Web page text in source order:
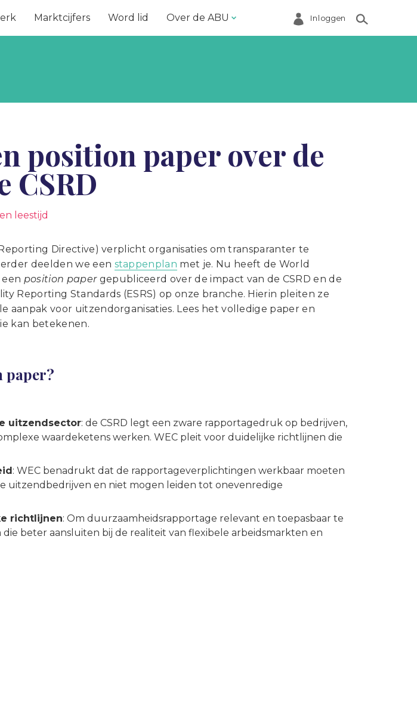
Marktcijfers Word lid Over de ABU
Helpdesk
Ledenservice
Over de ABU
Statuten en reglementen
Vacatures
Vestigingen ABU-leden
Inloggen
position paper over de
CSRD
leestijd
Directive) verplicht organisaties om transparanter te
deelden we een stappenplan met je. Nu heeft de World
een position papergepubliceerd over de impact van de CSRD en de
Reporting Standards (ESRS) op onze branche. Hierin pleiten ze
aanpak voor uitzendorganisaties. Lees het volledige paper en
kan betekenen.
paper?
uitzendsector: de CSRD legt een zware rapportagedruk op bedrijven,
waardeketens werken. WEC pleit voor duidelijke richtlijnen die
: WEC benadrukt dat de rapportageverplichtingen werkbaar moeten
uitzendbedrijven en niet mogen leiden tot onevenredige
richtlijnen: Om duurzaamheidsrapportage relevant en toepasbaar te
beter aansluiten bij de realiteit van flexibele arbeidsmarkten en